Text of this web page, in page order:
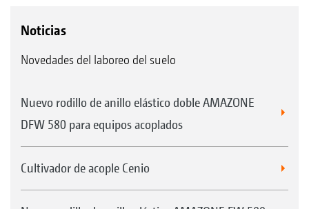
Noticias
Novedades del laboreo del suelo
Nuevo rodillo de anillo elástico doble AMAZONE
DFW 580 para equipos acoplados
Cultivador de acople Cenio